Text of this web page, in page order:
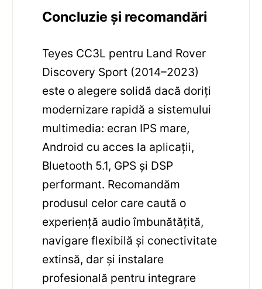
Concluzie și recomandări
Teyes CC3L pentru Land Rover
Discovery Sport (2014–2023)
este o alegere solidă dacă doriți
modernizare rapidă a sistemului
multimedia: ecran IPS mare,
Android cu acces la aplicații,
Bluetooth 5.1, GPS și DSP
performant. Recomandăm
produsul celor care caută o
experiență audio îmbunătățită,
navigare flexibilă și conectivitate
extinsă, dar și instalare
profesională pentru integrare